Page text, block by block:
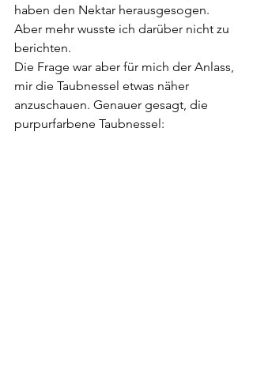
haben den Nektar herausgesogen.
Aber mehr wusste ich darüber nicht zu
berichten.
Die Frage war aber für mich der Anlass,
mir die Taubnessel etwas näher
anzuschauen. Genauer gesagt, die
purpurfarbene Taubnessel: